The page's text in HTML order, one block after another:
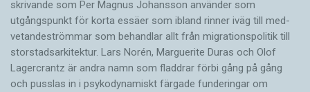
skrivande som Per Magnus Johansson använder som
utgångspunkt för korta essäer som ibland rinner iväg till med­
vetandeströmmar som behandlar allt från migrationspolitik till
storstadsarkitektur. Lars Norén, Marguerite Duras och Olof
Lagercrantz är andra namn som fladdrar förbi gång på gång
och pusslas in i psykodynamiskt färgade funderingar om